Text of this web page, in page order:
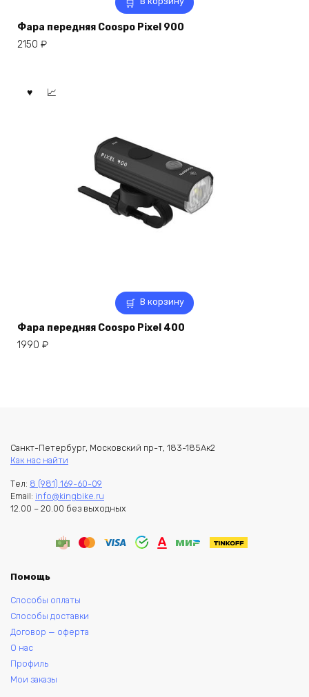
Фара передняя Coospo Pixel 900
2150 ₽
В корзину
Фара передняя Coospo Pixel 400
1990 ₽
Санкт-Петербург, Московский пр-т, 183-185Ак2
Как нас найти
Тел: 8 (981) 169-60-09
Email: info@kingbike.ru
12.00 – 20.00 без выходных
Помощь
Способы оплаты
Способы доставки
Договор — оферта
О нас
Профиль
Мои заказы